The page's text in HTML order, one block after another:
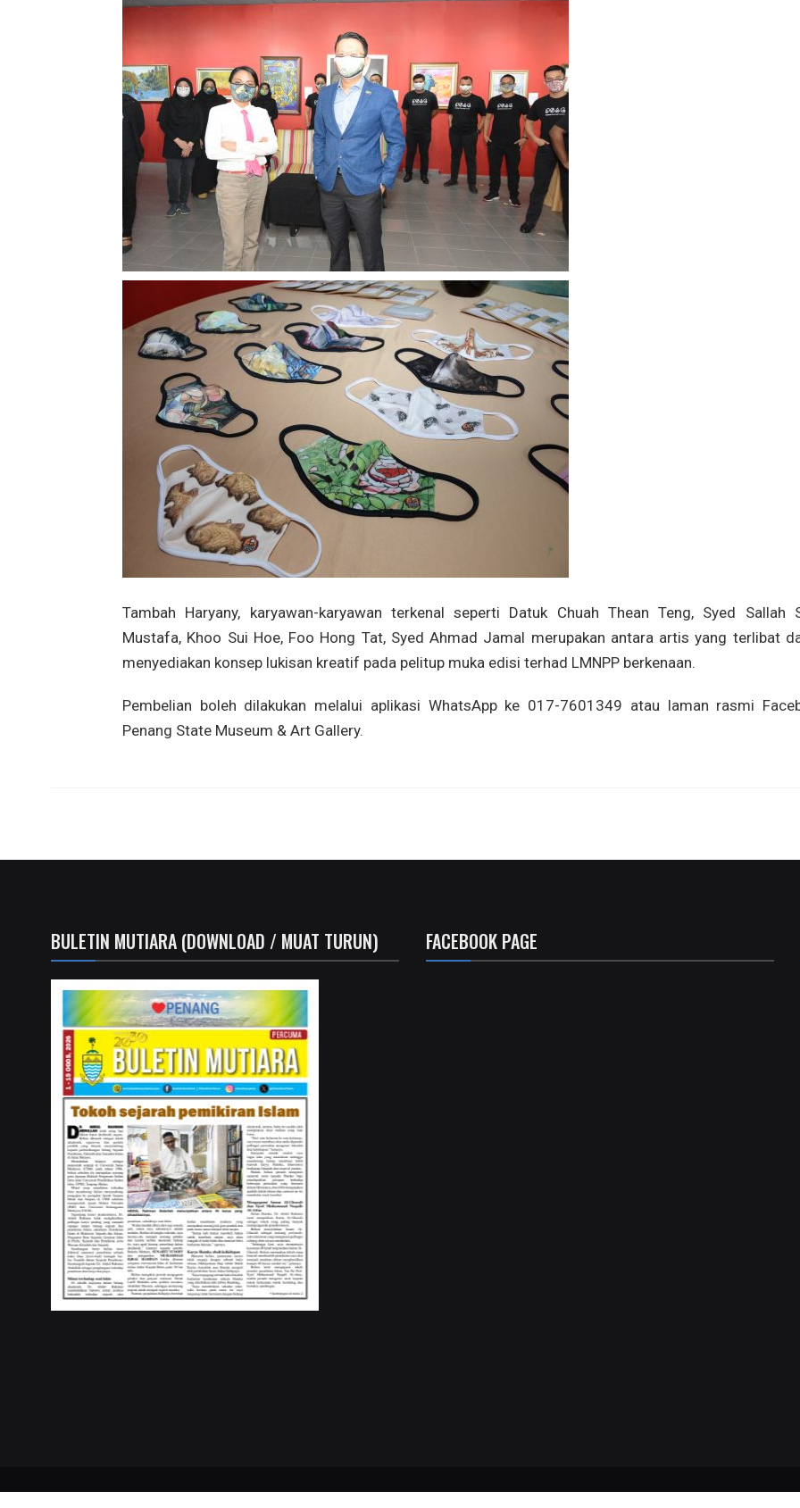
Tambah Haryany, karyawan-karyawan terkenal seperti Datuk Chuah Thean Teng, Syed Sallah
Mustafa, Khoo Sui Hoe, Foo Hong Tat, Syed Ahmad Jamal merupakan antara artis yang terlibat
menyediakan konsep lukisan kreatif pada pelitup muka edisi terhad LMNPP berkenaan.
Pembelian boleh dilakukan melalui aplikasi WhatsApp ke 017-7601349 atau laman rasmi
Penang State Museum & Art Gallery.
BULETIN MUTIARA (DOWNLOAD / MUAT TURUN) FACEBOOK PAGE